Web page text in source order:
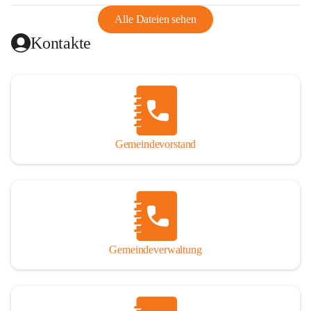
Aus diesem Grund war die Bevölkerung dazu gezwungen,
Schmuggel zu betreiben. Es kam oft zu nächtlichen
Überfällen und Schießereien. Erst mit dem Anschluss des
wirtschaftlich ging es bergauf. Dieser Aufschwung endete
1926. Es folgten Arbeitslosigkeit, Preissteigerung und
Unanbringlichkeit von Produkten. Daher wurde der
Anschluss an das Deutsche Reich begrüßt. Als der Zweite
Weltkrieg ausbrach, schwang die Stimmung um. Es starben
26 Männer an der Front, weitere 16 werden vermisst.
Von 1971 bis 1991 gehörte Wörterberg zur Gemeinde
Ollersdorf. Durch den Einsatz von mehreren Ortsansässigen
wurde Wörterberg 1991 wieder eine eigenständige
Die Gemeinde liegt im Südburgenland im Nordwesten des
Alle Dateien sehen
Kontakte
Gemeindevorstand
Gemeindeverwaltung